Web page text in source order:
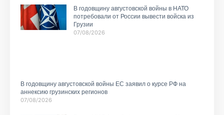
В годовщину августовской войны в НАТО
потребовали от России вывести войска из
Грузии
07/08/2026
В годовщину августовской войны ЕС заявил о курсе РФ на
аннексию грузинских регионов
07/08/2026